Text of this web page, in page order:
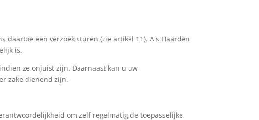
daartoe een verzoek sturen (zie artikel 11). Als Haarden
is.
ze onjuist zijn. Daarnaast kan u uw
zake dienend zijn.
om zelf regelmatig de toepasselijke